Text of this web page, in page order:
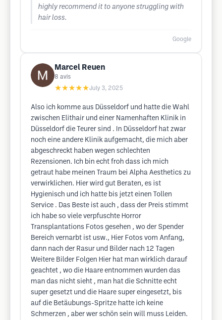
highly recommend it to anyone struggling with
hair loss.
Google
Marcel Reuen
8 avis
★★★★★July 3, 2025
Also ich komme aus Düsseldorf und hatte die Wahl
zwischen Elithair und einer Namenhaften Klinik in
Düsseldorf die Teurer sind . In Düsseldorf hat zwar
noch eine andere Klinik aufgemacht, die mich aber
abgeschreckt haben wegen schlechten
Rezensionen. Ich bin echt froh dass ich mich
getraut habe meinen Traum bei Alpha Aesthetics zu
verwirklichen. Hier wird gut Beraten, es ist
Hygienisch und ich hatte bis jetzt einen Tollen
Service . Das Beste ist auch , dass der Preis stimmt
ich habe so viele verpfuschte Horror
Transplantations Fotos gesehen , wo der Spender
Bereich vernarbt ist usw., Hier Fotos vom Anfang,
dann nach der Rasur und Bilder nach 12 Tagen
Weitere Bilder Folgen Hier hat man wirklich darauf
geachtet , wo die Haare entnommen wurden das
man das nicht sieht , man hat die Schnitte echt
super gesetzt und die Haare super eingesetzt, bis
auf die Betäubungs-Spritze hatte ich keine
Schmerzen , aber wer schön sein will muss Leiden.